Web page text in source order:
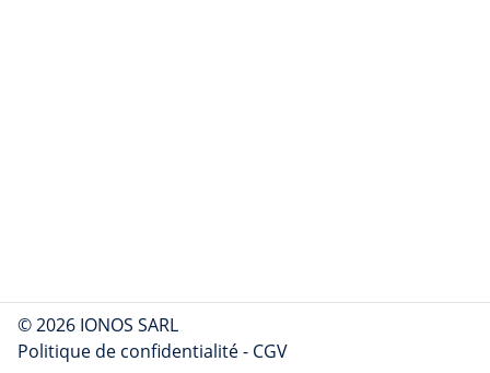
© 2026 IONOS SARL
Politique de confidentialité- CGV